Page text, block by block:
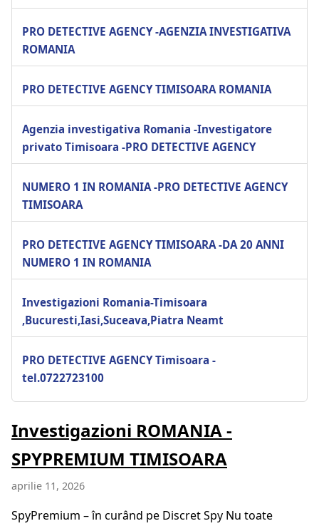
PRO DETECTIVE AGENCY -AGENZIA INVESTIGATIVA
ROMANIA
PRO DETECTIVE AGENCY TIMISOARA ROMANIA
Agenzia investigativa Romania -Investigatore
privato Timisoara -PRO DETECTIVE AGENCY
NUMERO 1 IN ROMANIA -PRO DETECTIVE AGENCY
TIMISOARA
PRO DETECTIVE AGENCY TIMISOARA -DA 20 ANNI
NUMERO 1 IN ROMANIA
Investigazioni Romania-Timisoara
,Bucuresti,Iasi,Suceava,Piatra Neamt
PRO DETECTIVE AGENCY Timisoara -
tel.0722723100
Investigazioni ROMANIA -
SPYPREMIUM TIMISOARA
aprilie 11, 2026
SpyPremium – în curând pe Discret Spy Nu toate